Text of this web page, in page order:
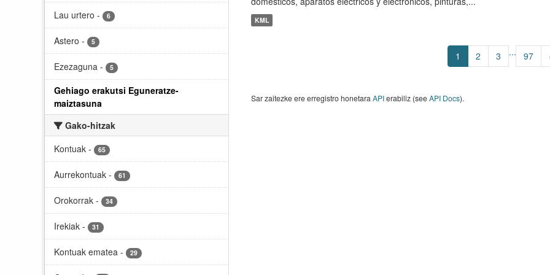
Lau urtero - 6
Astero - 5
Ezezaguna - 5
Gehiago erakutsi Eguneratze-
maiztasuna
Gako-hitzak
Kontuak - 65
Aurrekontuak - 61
Orokorrak - 34
Irekiak - 31
Kontuak ematea - 29
KML
1 2 3 ... 97
Sar zaitezke ere erregistro honetara APIerabiliz (seeAPI Docs).